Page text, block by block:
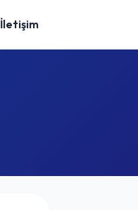
İletişim